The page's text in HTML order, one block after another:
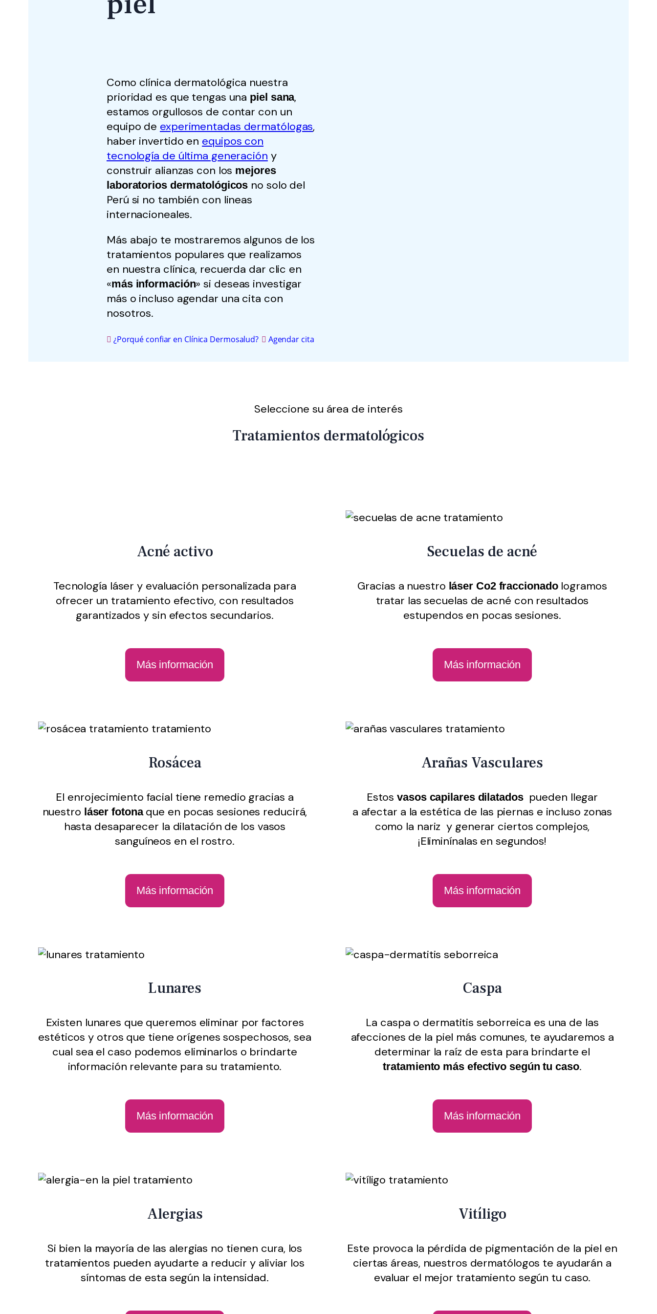
Como clínica dermatológica nuestra
prioridad es que tengas una piel sana,
estamos orgullosos de contar con un
equipo de experimentadas dermatólogas,
haber invertido en equipos con
tecnología de última generación y
construir alianzas con los mejores
laboratorios dermatológicos no solo del
Perú si no también con lineas
internacioneales.
Más abajo te mostraremos algunos de los
tratamientos populares que realizamos
en nuestra clínica, recuerda dar clic en
«más información» si deseas investigar
más o incluso agendar una cita con
nosotros.
¿Porqué confiar en Clínica Dermosalud? Agendar cita
Seleccione su área de interés
Tratamientos dermatológicos
Acné activo
Tecnología láser y evaluación personalizada para
ofrecer un tratamiento efectivo, con resultados
garantizados y sin efectos secundarios.
Más información
Secuelas de acné
Gracias a nuestro láser Co2 fraccionadologramos
tratar las secuelas de acné con resultados
estupendos en pocas sesiones.
Más información
Rosácea
El enrojecimiento facial tiene remedio gracias a
nuestro láser fotonaque en pocas sesiones reducirá,
hasta desaparecer la dilatación de los vasos
sanguíneos en el rostro.
Más información
Arañas Vasculares
Estosvasos capilares dilatados pueden llegar
a afectar a la estética de las piernas e incluso zonas
como la nariz y generar ciertos complejos,
¡Eliminínalas en segundos!
Más información
Lunares
Existen lunares que queremos eliminar por factores
estéticos y otros que tiene orígenes sospechosos, sea
cual sea el caso podemos eliminarlos o brindarte
información relevante para su tratamiento.
Más información
Caspa
La caspa o dermatitis seborreica es una de las
afecciones de la piel más comunes, te ayudaremos a
determinar la raíz de esta para brindarte el
tratamiento más efectivo según tu caso.
Más información
Alergias
Si bien la mayoría de las alergias no tienen cura, los
tratamientos pueden ayudarte a reducir y aliviar los
síntomas de esta según la intensidad.
Vitíligo
Este provoca la pérdida de pigmentación de la piel en
ciertas áreas, nuestros dermatólogos te ayudarán a
evaluar el mejor tratamiento según tu caso.